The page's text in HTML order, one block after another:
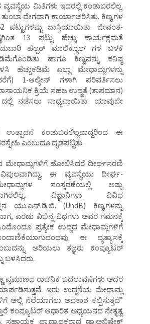
ಮಿತಿಗಳು ಇದರಲ್ಲಿ ಕಂಡುಬರಲಿಲ್ಲ.
ವೇಗವಾಗಿ ಕಾರ್ಯಾಚರಿಸಿತು. ಕಿಣ್ವಗಳ
ಪಟ್ಟುಗಳಷ್ಟು ಜಾಸ್ತಿಯಾಯಿತು. ಜೀವಂತ-
13 ಪಟ್ಟು ಹೆಚ್ಚು ಕಾರ್ಯಕ್ಷಮತೆ
ದುಬಾರಿ ಹೆಲ್ಪರ್ ಮಾಲಿಕ್ಯೂಲ್ ಗಳ ಬಳಕೆ
ಹಾಗೂ ಕಿಣ್ವವನ್ನು ಕನಿಷ್ಠ
ಹೆಚ್ಚುಕಡಿಮೆ ಎಲ್ಲಾ ಮೇಧಾಮ್ಲಗಳನ್ನು
1-ಆಲ್ಕೀನ್ ಗಳಾಗಿ ಪರಿವರ್ತಿಸಲು
ಕ್ರಿಯೆ ಸಹಜ ಉಷ್ಣತೆ (ತಾಪಮಾನ)
ನಡೆಸಲು ಸಾಧ್ಯವಾಯಿತು. ಯಾವುದೇ
ಉತ್ಪಾದನೆ ಕಂಡುಬರಲಿಲ್ಲವಾದ್ದರಿಂದ ಈ
ಎಂಬುದೂ ದೃಢಪಟ್ಟಿತು.
ಮೇಧಾಮ್ಲಗಳಿಗೆ ಹೋಲಿಸಿದರೆ ದೀರ್ಘಸರಣಿ
ಈ ವ್ಯವಸ್ಥೆಯು ದೀರ್ಘ-
ಸಂಸ್ಕರಣೆಯಲ್ಲಿ ಅಷ್ಟು
ವಿಜ್ಞಾನಿಗಳು ವಿವಿಧ
ಯು.ಎನ್.ಡಿ.ಬಿ. (UndB) ಕಿಣ್ವಗಳನ್ನು
ಎರಡು ವಿಭಿನ್ನ ವಿಧಗಳು ಅವರ ಗಮನಕ್ಕೆ
ಪ್ರತ್ಯೇಕ ಉದ್ದದ ಮೇಧಾಮ್ಲಗಳಿಗೆ
ಈ ವ್ಯತ್ಯಾಸಕ್ಕೆ
ಅರಿಯಲು ತಜ್ಞರು ಕಂಪ್ಯೂಟರ್
ಬಳಸಿದರು.
ಪ್ರಮಾಣದ ರಾಚನಿಕ ಬದಲಾವಣೆಗಳು ಅದರ
ಇದು ಉದ್ದನೆಯ ಮೇಧಾಮ್ಲ
ಅಲ್ಲಿ ನೆಲೆಯಾಗಲು ಅವಕಾಶ ಕಲ್ಪಿಸುತ್ತದೆ”
ಕಂಪ್ಯೂಟರ್ ಆಧಾರಿತ ಅಧ್ಯಯನದ ನೇತೃತ್ವ
ಸಹಾಯಕ ಪ್ರಾಧ್ಯಾಪಕರಾದ ಡಾ.ಅಭಿಷೇಕ್